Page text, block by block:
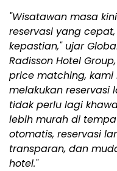
"Wisatawan masa
reservasi yang
kepastian," ujar
Radisson Hotel
price matching,
melakukan reservasi
tidak perlu lagi
lebih murah di
otomatis, reservasi
transparan, dan
hotel."